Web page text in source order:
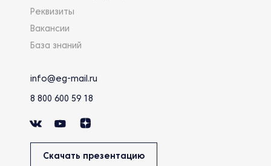
Реквизиты
Вакансии
База знаний
info@eg-mail.ru
8 800 600 59 18
Скачать презентацию